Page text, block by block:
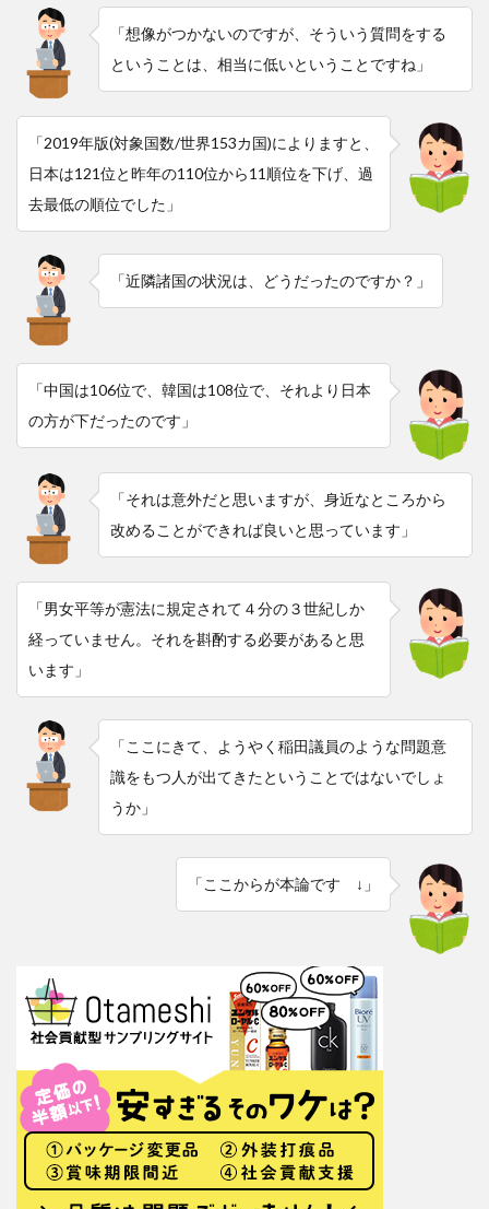
「想像がつかないのですが、そういう質問をする
ということは、相当に低いということですね」
「2019年版(対象国数/世界153カ国)によりますと、
日本は121位と昨年の110位から11順位を下げ、過
去最低の順位でした」
「近隣諸国の状況は、どうだったのですか？」
「中国は106位で、韓国は108位で、それより日本
の方が下だったのです」
「それは意外だと思いますが、身近なところから
改めることができれば良いと思っています」
「男女平等が憲法に規定されて４分の３世紀しか
経っていません。それを斟酌する必要があると思
います」
「ここにきて、ようやく稲田議員のような問題意
識をもつ人が出てきたということではないでしょ
うか」
「ここからが本論です ↓」